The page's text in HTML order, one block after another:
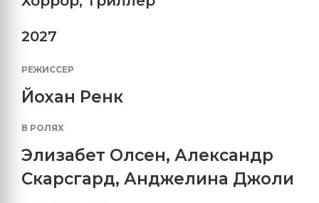
2027
РЕЖИССЕР
Йохан Ренк
В РОЛЯХ
Элизабет Олсен, Александр
Скарсгард, Анджелина Джоли